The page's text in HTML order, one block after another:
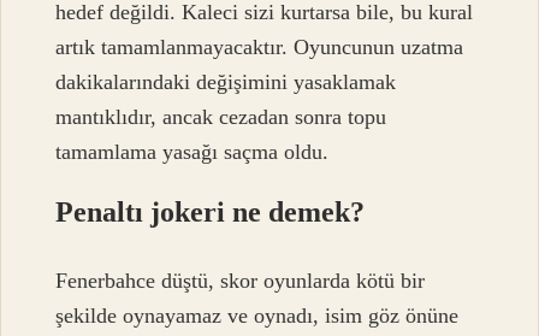
hedef değildi. Kaleci sizi kurtarsa ​​bile, bu kural
artık tamamlanmayacaktır. Oyuncunun uzatma
dakikalarındaki değişimini yasaklamak
mantıklıdır, ancak cezadan sonra topu
tamamlama yasağı saçma oldu.
Penaltı jokeri ne demek?
Fenerbahce düştü, skor oyunlarda kötü bir
şekilde oynayamaz ve oynadı, isim göz önüne